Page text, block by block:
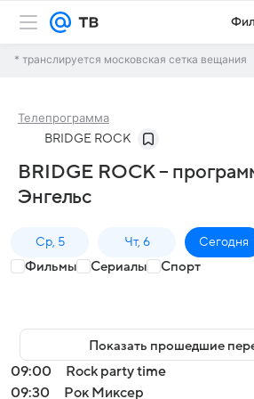
* транслируется московская сетка вещания
Телепрограмма
BRIDGE ROCK
BRIDGE ROCK –
Энгельс
Ср, 5 Чт, 6 Сегодня
Фильмы Сериалы Спорт
Показать прошедшие
09:00
Rock party time
09:30
Рок Миксер